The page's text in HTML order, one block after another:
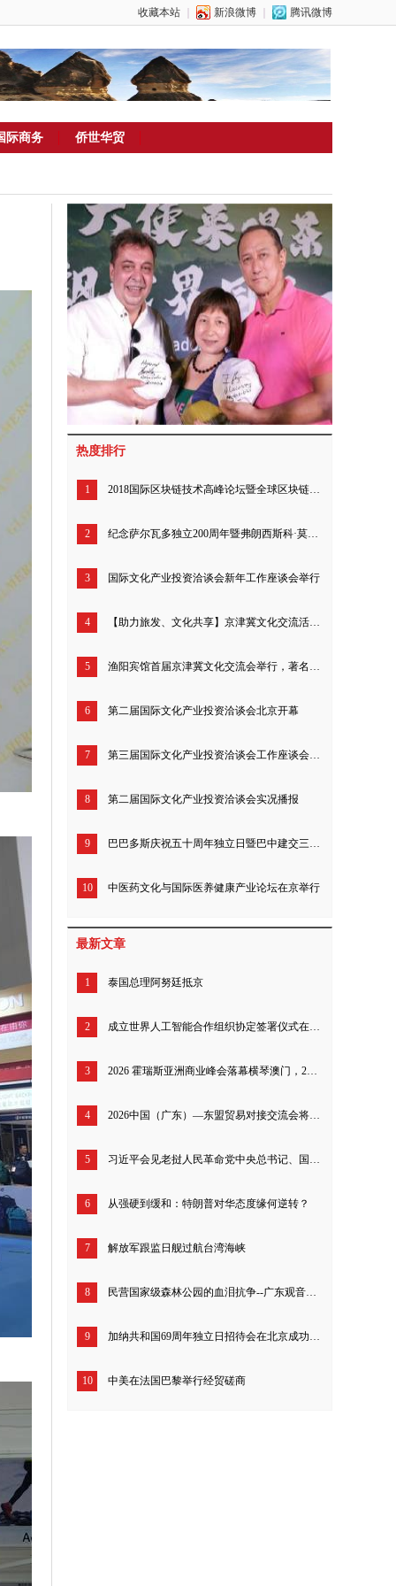
收藏本站 新浪微博 腾讯微博
际商务 侨世华贸
热度排行
1 2018国际区块链技术高峰论坛暨全球区块链爱好者联盟启动仪式成功举行
2 纪念萨尔瓦多独立200周年暨弗朗西斯科·莫拉桑半身像揭幕仪式举行
3 国际文化产业投资洽谈会新年工作座谈会举行
4 【助力旅发、文化共享】京津冀文化交流活动圆满举行
5 渔阳宾馆首届京津冀文化交流会举行，著名书画家李关生成焦点
6 第二届国际文化产业投资洽谈会北京开幕
7 第三届国际文化产业投资洽谈会工作座谈会暨新闻发布会召开
8 第二届国际文化产业投资洽谈会实况播报
9 巴巴多斯庆祝五十周年独立日暨巴中建交三十九年招待会北京举行
10 中医药文化与国际医养健康产业论坛在京举行
最新文章
1 泰国总理阿努廷抵京
2 成立世界人工智能合作组织协定签署仪式在上海举行
3 2026 霍瑞斯亚洲商业峰会落幕横琴澳门，200 余全球工商领袖共探亚洲全球发展新定位
4 2026中国（广东）—东盟贸易对接交流会将于今日启幕 多维升级粤东盟经贸合作体系
5 习近平会见老挝人民革命党中央总书记、国家主席特使沙伦赛
6 从强硬到缓和：特朗普对华态度缘何逆转？
7 解放军跟监日舰过航台湾海峡
8 民营国家级森林公园的血泪抗争--广东观音山26年来究竟经历了什么？
9 加纳共和国69周年独立日招待会在北京成功举行
10 中美在法国巴黎举行经贸磋商